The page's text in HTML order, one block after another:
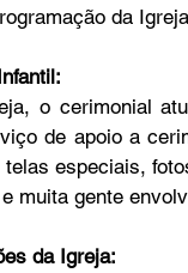
INCC ACORD
da
o cerimonial
de apoio a
especiais,
muita gente
da Igreja: